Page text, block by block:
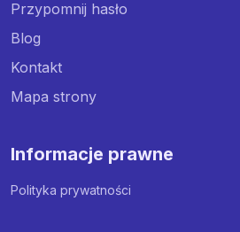
Przypomnij hasło
Blog
Kontakt
Mapa strony
Informacje prawne
Polityka prywatności